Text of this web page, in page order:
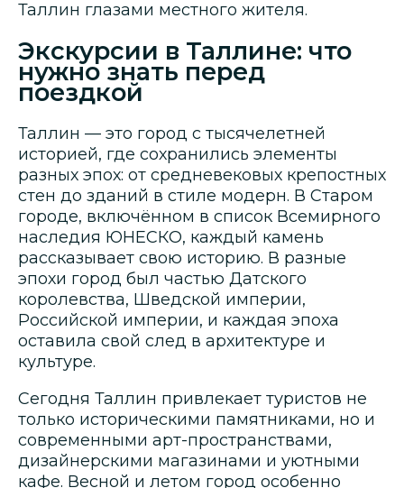
Таллин глазами местного жителя.
Экскурсии в Таллине: что
нужно знать перед
поездкой
Таллин — это город с тысячелетней
историей, где сохранились элементы
разных эпох: от средневековых крепостных
стен до зданий в стиле модерн. В Старом
городе, включённом в список Всемирного
наследия ЮНЕСКО, каждый камень
рассказывает свою историю. В разные
эпохи город был частью Датского
королевства, Шведской империи,
Российской империи, и каждая эпоха
оставила свой след в архитектуре и
культуре.
Сегодня Таллин привлекает туристов не
только историческими памятниками, но и
современными арт-пространствами,
дизайнерскими магазинами и уютными
кафе. Весной и летом город особенно